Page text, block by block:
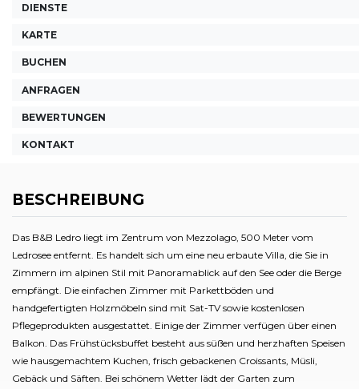
DIENSTE
KARTE
BUCHEN
ANFRAGEN
BEWERTUNGEN
KONTAKT
BESCHREIBUNG
Das B&B Ledro liegt im Zentrum von Mezzolago, 500 Meter vom
Ledrosee entfernt. Es handelt sich um eine neu erbaute Villa, die Sie in
Zimmern im alpinen Stil mit Panoramablick auf den See oder die Berge
empfängt. Die einfachen Zimmer mit Parkettböden und
handgefertigten Holzmöbeln sind mit Sat-TV sowie kostenlosen
Pflegeprodukten ausgestattet. Einige der Zimmer verfügen über einen
Balkon. Das Frühstücksbuffet besteht aus süßen und herzhaften Speisen
wie hausgemachtem Kuchen, frisch gebackenen Croissants, Müsli,
Gebäck und Säften. Bei schönem Wetter lädt der Garten zum